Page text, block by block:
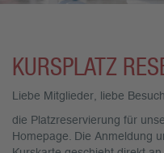
KURSPLATZ
Liebe Mitglieder, liebe
die Platzreservierung für
Homepage. Die Anmeldung